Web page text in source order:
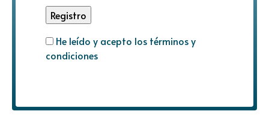
He leído y acepto los términos y
condiciones